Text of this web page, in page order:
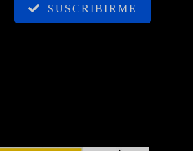
SUSCRIBIRME